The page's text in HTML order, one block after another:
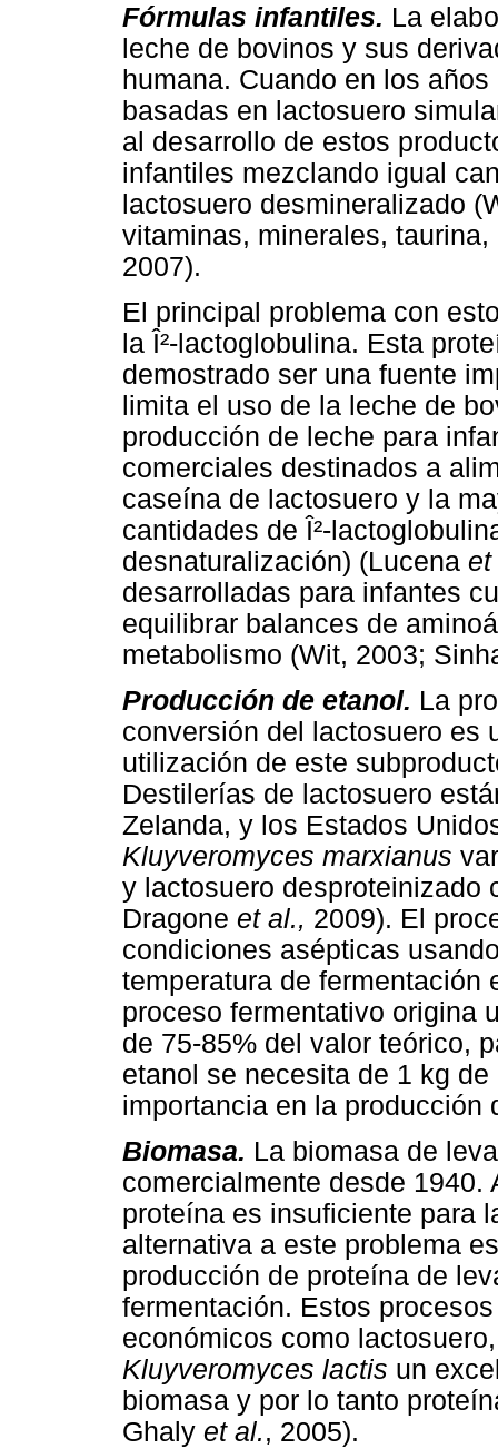
Fórmulas infantiles. La
leche de bovinos y sus
humana. Cuando en los
basadas en lactosuero
al desarrollo de estos
infantiles mezclando igual
lactosuero desmineralizado
vitaminas, minerales,
2007).
El principal problema con
la Î²-lactoglobulina. Esta
demostrado ser una fuente
limita el uso de la leche de
producción de leche para
comerciales destinados a
caseína de lactosuero y la
cantidades de Î²-
desnaturalización) (Lucena et
desarrolladas para infantes
equilibrar balances de
metabolismo (Wit, 2003;
Producción de etanol. La
conversión del lactosuero es
utilización de este
Destilerías de lactosuero
Zelanda, y los Estados
Kluyveromyces marxianus
y lactosuero desproteinizado
Dragone et al., 2009). El
condiciones asépticas
temperatura de fermentación
proceso fermentativo origina
de 75-85% del valor teórico,
etanol se necesita de 1 kg
importancia en la producción
Biomasa. La biomasa de
comercialmente desde 1940.
proteína es insuficiente para
alternativa a este problema
producción de proteína de
fermentación. Estos
económicos como
Kluyveromyces lactis un
biomasa y por lo tanto
Ghaly et al., 2005).